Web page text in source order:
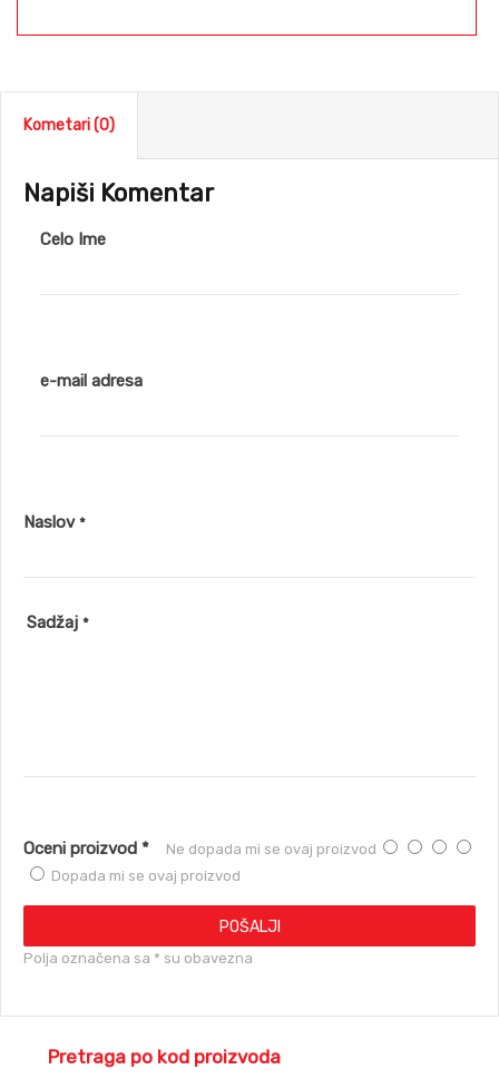
Pretraga po kod proizvoda
Kometari (0)
Napiši Komentar
Celo Ime
e-mail adresa
Naslov *
Sadžaj *
Oceni proizvod * Ne dopada mi se ovaj proizvod
Dopada mi se ovaj proizvod
POŠALJI
Polja označena sa * su obavezna